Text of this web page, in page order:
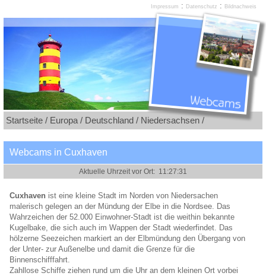
Startseite / Europa / Deutschland / Niedersachsen /
Webcams in Cuxhaven
Cuxhaven ist eine kleine Stadt im Norden von Niedersachen
malerisch gelegen an der Mündung der Elbe in die Nordsee. Das
Wahrzeichen der 52.000 Einwohner-Stadt ist die weithin bekannte
Kugelbake, die sich auch im Wappen der Stadt wiederfindet. Das
hölzerne Seezeichen markiert an der Elbmündung den Übergang von
der Unter- zur Außenelbe und damit die Grenze für die
Binnenschifffahrt.
Zahllose Schiffe ziehen rund um die Uhr an dem kleinen Ort vorbei
Impressum : Datenschutz : Bildnachweis